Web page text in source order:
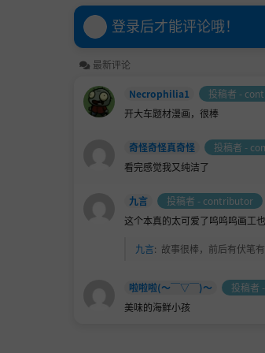
登录后才能评论哦！
最新评论
Necrophilia1 投稿者 -
开大车题材漫画，很棒
奇怪奇怪真奇怪 投稿者 -
看完感觉我又纯洁了
九言 投稿者 - contributor
这个本真的太可爱了呜呜呜画工
九言: 故事很棒，前后有伏笔
啦啦啦(～￣▽￣)～ 投稿者
美味的海鲜小孩